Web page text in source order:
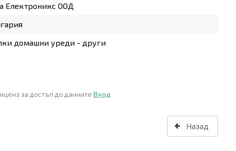
Електроникс ООД
домашни уреди - други
за достъп до данните Вход
Назад